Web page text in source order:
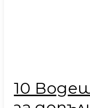
10